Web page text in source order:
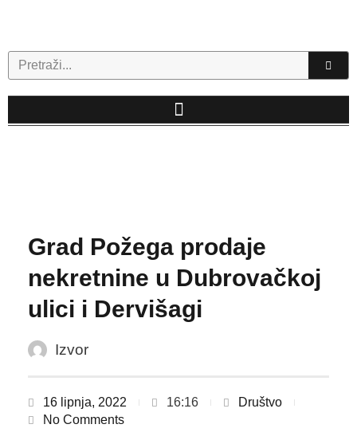
Search
Grad Požega prodaje
nekretnine u Dubrovačkoj
ulici i Dervišagi
Izvor
16 lipnja, 2022 16:16
Društvo
No Comments